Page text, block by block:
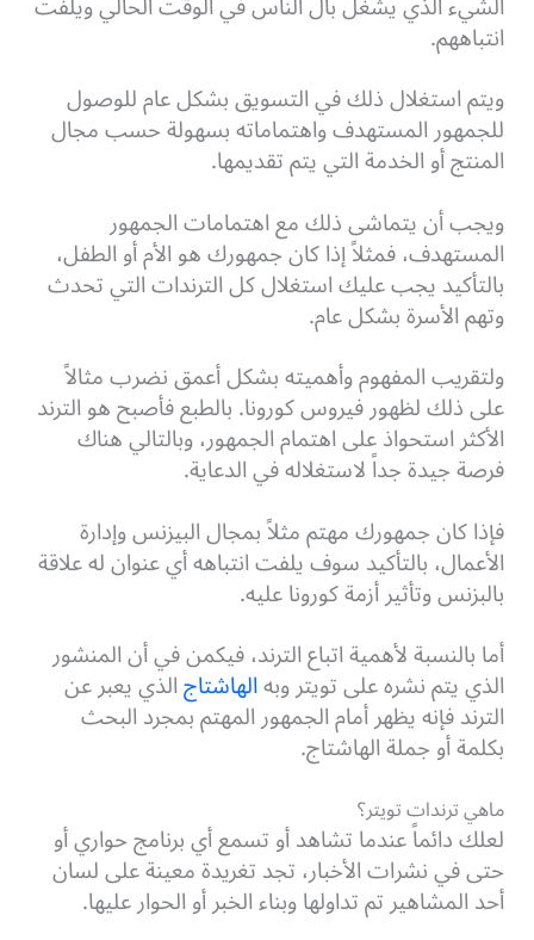
انتباههم.
ويتم استغلال ذلك في التسويق بشكل عام للوصول
للجمهور المستهدف واهتماماته بسهولة حسب مجال
المنتج أو الخدمة التي يتم تقديمها.
ويجب أن يتماشى ذلك مع اهتمامات الجمهور
المستهدف، فمثلاً إذا كان جمهورك هو الأم أو الطفل،
بالتأكيد يجب عليك استغلال كل الترندات التي تحدث
وتهم الأسرة بشكل عام.
ولتقريب المفهوم وأهميته بشكل أعمق نضرب مثالاً
على ذلك لظهور فيروس كورونا. بالطبع فأصبح هو الترند
الأكثر استحواذ على اهتمام الجمهور، وبالتالي هناك
فرصة جيدة جداً لاستغلاله في الدعاية.
فإذا كان جمهورك مهتم مثلاً بمجال البيزنس وإدارة
الأعمال، بالتأكيد سوف يلفت انتباهه أي عنوان له علاقة
بالبزنس وتأثير أزمة كورونا عليه.
أما بالنسبة لأهمية اتباع الترند، فيكمن في أن المنشور
الذي يتم نشره على تويتر وبهالهاشتاجالذي يعبر عن
الترند فإنه يظهر أمام الجمهور المهتم بمجرد البحث
بكلمة أو جملة الهاشتاج.
ماهي ترندات تويتر؟
لعلك دائماً عندما تشاهد أو تسمع أي برنامج حواري أو
حتى في نشرات الأخبار، تجد تغريدة معينة على لسان
أحد المشاهير تم تداولها وبناء الخبر أو الحوار عليها.